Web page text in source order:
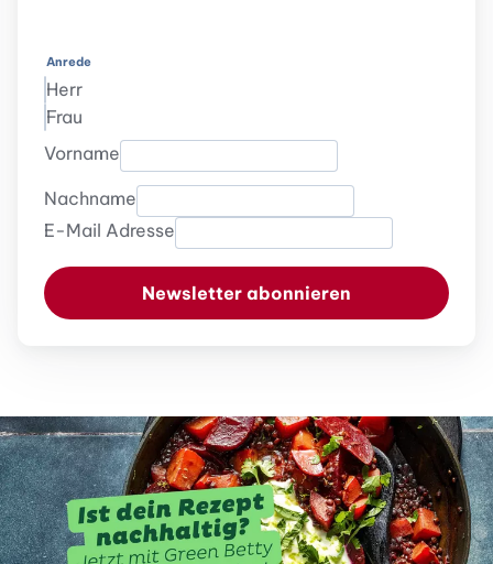
Anrede
Herr
Frau
Vorname
Nachname
E-Mail Adresse
Newsletter abonnieren